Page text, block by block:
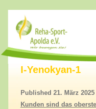
Rehasport
I-Yenokyan-1
Published 21. März 2025
Kunden sind das